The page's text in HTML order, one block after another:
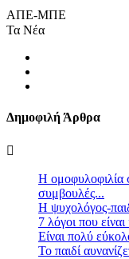
ΑΠΕ-ΜΠΕ
Τα Νέα
Δημοφιλή Άρθρα
Η ομοφυλοφιλία
συμβουλές...
Η ψυχολόγος-
7 λόγοι που
Είναι πολύ
Το παιδί